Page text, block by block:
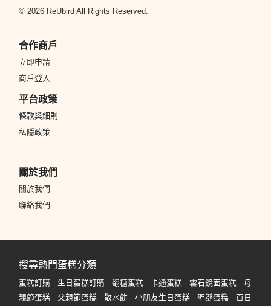
© 2026 ReUbird All Rights Reserved.
合作商戶
立即申請
商戶登入
平台政策
條款與細則
私隱政策
關於我們
關於我們
聯絡我們
搜尋熱門蛋糕分類
蛋糕訂購 生日蛋糕訂購 翻糖蛋糕 卡通蛋糕 雲石鏡面蛋糕
母
親節蛋糕
父親節蛋糕 散水餅 小朋友生日蛋糕 聖誕蛋糕
百日